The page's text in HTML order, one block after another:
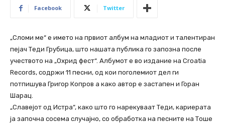
Facebook Twitter
„Сломи ме“ е името на првиот албум на младиот и талентиран
пејач Теди Грубица, што нашата публика го запозна после
учеството на „Охрид фест“. Албумот е во издание на Croatia
Records, содржи 11 песни, од кои поголемиот дел ги
потпишува Григор Копров а како автор е застапен и Горан
Шарац.
„Славејот од Истра“, како што го нарекуваат Теди, кариерата
ја започна сосема случајно, со обработка на песните на Тоше